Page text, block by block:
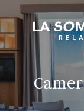
to
content